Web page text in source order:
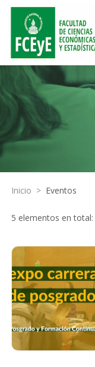
Inicio > Eventos
5 elementos en total: